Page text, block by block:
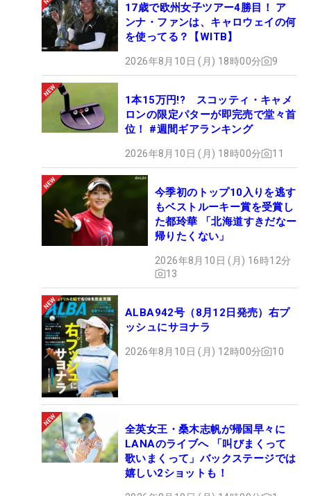
17歳で欧州女子ツアー4勝目！ ア
ンナ・ファンは、キャロウェイの何
を使ってる？【WITB】
2026年8月10日 (月) 18時00分 9
1本15万円!? スコッティ・キャメ
ロンの限定パターが即完売で堂々首
位！ #週間ギアランキング
2026年8月10日 (月) 18時00分 11
今季初のトップ10入りを逃す
もベストルーキー賞を受賞し
た都玲華 「北海道すきだなー
帰りたくない」
2026年8月10日 (月) 16時12分
13
ALBA942号（8月12日発売）右プ
ッシュにサヨナラ
2026年8月10日 (月) 12時00分 10
全英女王・桑木志帆が帰国早々に
LANAのライブへ 「叫びまくって
歌いまくって」バックステージでは
嬉しい2ショットも！